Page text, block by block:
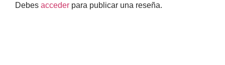
Debes acceder para publicar una reseña.